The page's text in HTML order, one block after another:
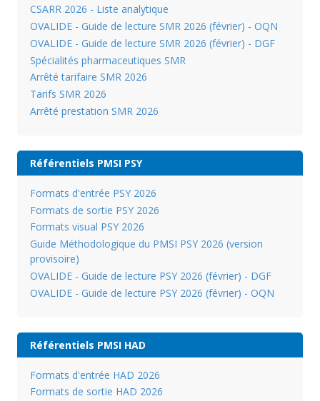
CSARR 2026 - Liste analytique
OVALIDE - Guide de lecture SMR 2026 (février) - OQN
OVALIDE - Guide de lecture SMR 2026 (février) - DGF
Spécialités pharmaceutiques SMR
Arrêté tarifaire SMR 2026
Tarifs SMR 2026
Arrêté prestation SMR 2026
Référentiels PMSI PSY
Formats d'entrée PSY 2026
Formats de sortie PSY 2026
Formats visual PSY 2026
Guide Méthodologique du PMSI PSY 2026 (version
provisoire)
OVALIDE - Guide de lecture PSY 2026 (février) - DGF
OVALIDE - Guide de lecture PSY 2026 (février) - OQN
Référentiels PMSI HAD
Formats d'entrée HAD 2026
Formats de sortie HAD 2026